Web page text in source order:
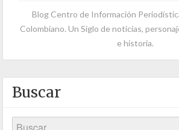
Blog Centro de Información
Colombiano. Un Siglo de noticias,
e historia.
Buscar